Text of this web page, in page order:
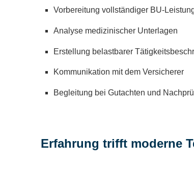
Vorbereitung vollständiger BU-
Analyse medizinischer Unterlagen
Erstellung belastbarer
Kommunikation mit dem Versicherer
Begleitung bei Gutachten und
Erfahrung trifft moderne